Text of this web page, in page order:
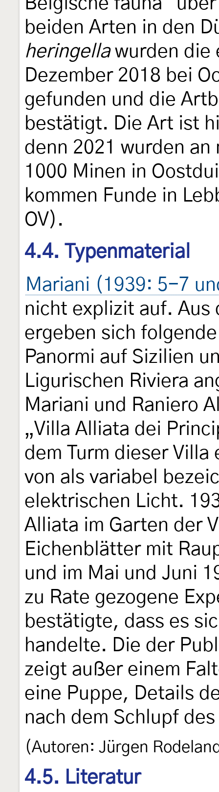
beiden Arten in den
heringellawurden die
Dezember 2018 bei
gefunden und die
bestätigt. Die Art ist
denn 2021 wurden an
1000 Minen in
kommen Funde in
OV).
4.4. Typenmaterial
Mariani (1939: 5-7
nicht explizit auf. Aus
ergeben sich
Panormi auf Sizilien
Ligurischen Riviera
Mariani und Raniero
„Villa Alliata dei
dem Turm dieser
von als variabel
elektrischen Licht.
Alliata im Garten der
Eichenblätter mit
und im Mai und Juni
zu Rate gezogene
bestätigte, dass es
handelte. Die der
zeigt außer einem
eine Puppe, Details
nach dem Schlupf
(Autoren: Jürgen
4.5. Literatur